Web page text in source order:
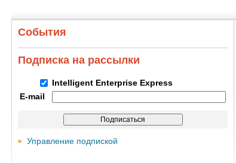
События
Подписка на рассылки
Intelligent Enterprise Express
E-mail
Управление подпиской